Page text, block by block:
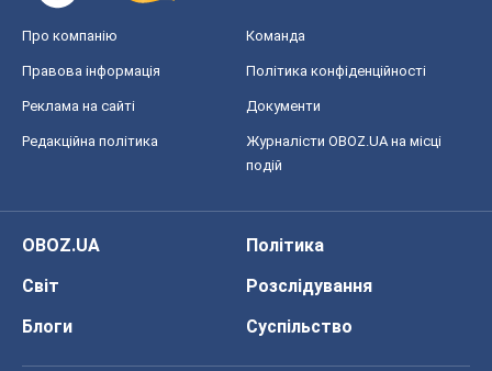
Про компанію Команда
Правова інформація Політика конфіденційності
Реклама на сайті Документи
Редакційна політика
Журналісти OBOZ.UA на місці
подій
OBOZ.UA
Політика
Світ
Розслідування
Блоги
Суспільство